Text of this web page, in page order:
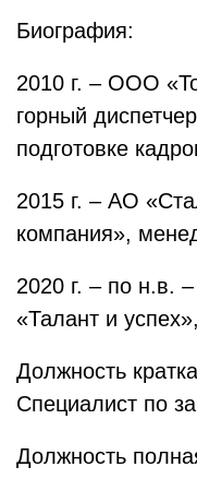
Биография:
2010 г. – ООО
горный
подготовке
2015 г. – АО
компания»,
2020 г. – по н.в.
«Талант и
Должность
Специалист по
Должность